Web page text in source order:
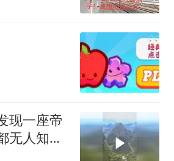
现一座帝
无人知晓